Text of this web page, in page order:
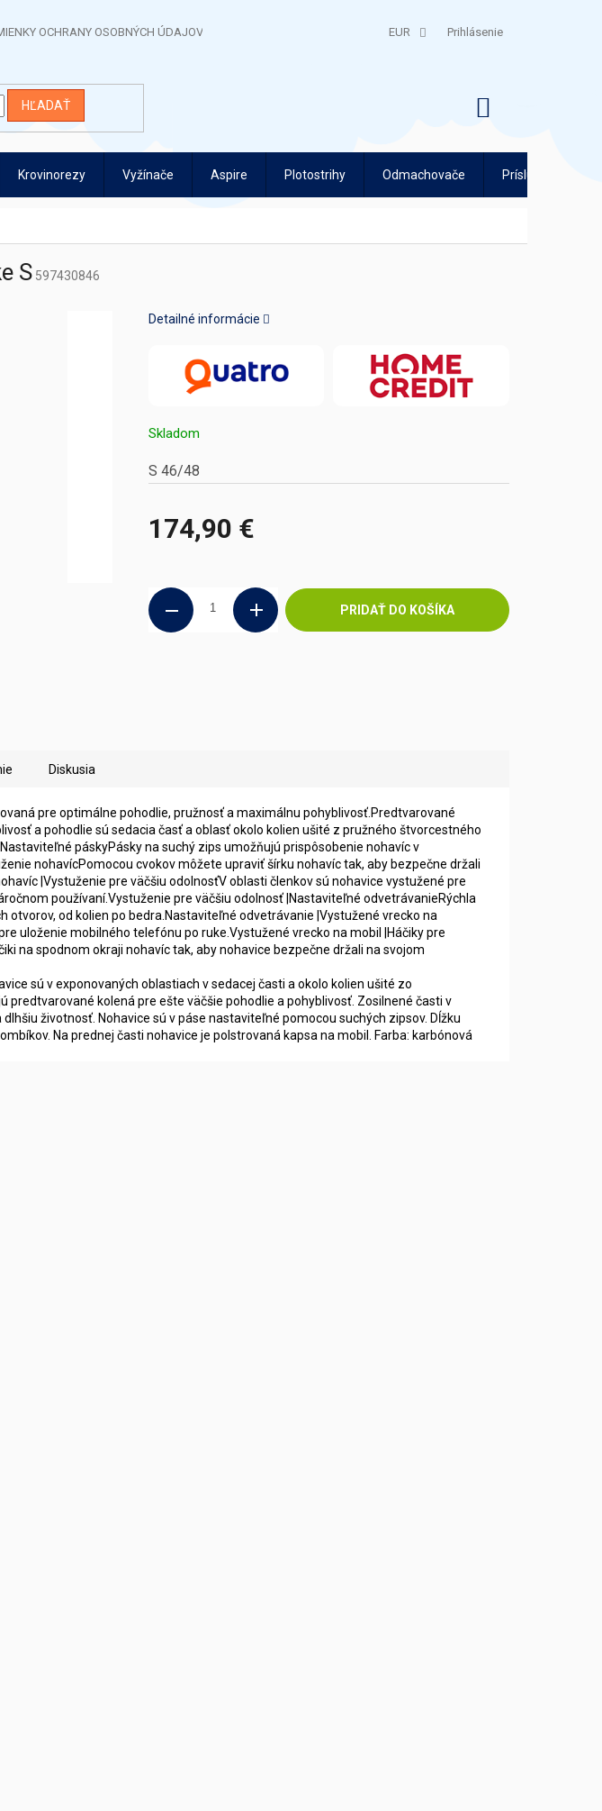
OCHRANY OSOBNÝCH ÚDAJOV EUR Prihlásenie
HĽADAŤ
Krovinorezy Vyžínače Aspire Plotostrihy Odmachovače Príslušenstvo
S 597430846
174,90 €
Skladom
PRIDAŤ DO KOŠÍKA
S 46/48
Detailné informácie
Diskusia
pre optimálne pohodlie, pružnosť a maximálnu pohyblivosť.Predtvarované
a pohodlie sú sedacia časť a oblasť okolo kolien ušité z pružného štvorcestného
páskyPásky na suchý zips umožňujú prispôsobenie nohavíc v
nohavícPomocou cvokov môžete upraviť šírku nohavíc tak, aby bezpečne držali
|Vystuženie pre väčšiu odolnosťV oblasti členkov sú nohavice vystužené pre
používaní.Vystuženie pre väčšiu odolnosť |Nastaviteľné odvetrávanieRýchla
otvorov, od kolien po bedra.Nastaviteľné odvetrávanie |Vystužené vrecko na
uloženie mobilného telefónu po ruke.Vystužené vrecko na mobil |Háčiky pre
na spodnom okraji nohavíc tak, aby nohavice bezpečne držali na svojom
sú v exponovaných oblastiach v sedacej časti a okolo kolien ušité zo
predtvarované kolená pre ešte väčšie pohodlie a pohyblivosť. Zosilnené časti v
životnosť. Nohavice sú v páse nastaviteľné pomocou suchých zipsov. Dĺžku
Na prednej časti nohavice je polstrovaná kapsa na mobil. Farba: karbónová